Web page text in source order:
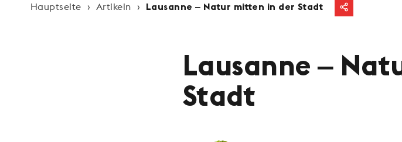
Hauptseite Artikeln Lausanne ‒ Natur mitten in der Stadt
Lausanne ‒
Stadt